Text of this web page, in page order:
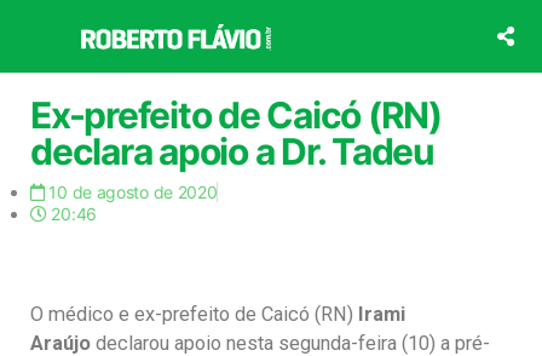
o
conteúdo
Ex-prefeito de Caicó (RN)
declara apoio a Dr. Tadeu
10 de agosto de 2020
20:46
O médico e ex-prefeito de Caicó (RN) Irami
Araújo declarou apoio nesta segunda-feira (10) a pré-